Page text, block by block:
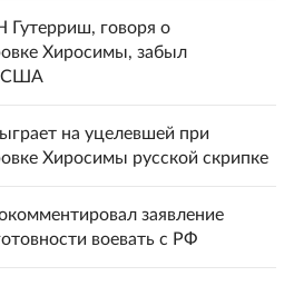
Гутерриш, говоря о
Хиросимы, забыл
США
на уцелевшей при
Хиросимы русской скрипке
заявление
воевать с РФ